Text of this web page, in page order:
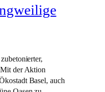
der Aktion
Basel, auch